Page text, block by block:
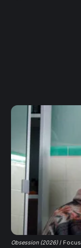
Obsession (2026) /